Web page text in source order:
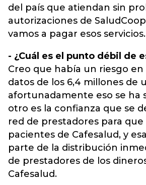
del país que atiendan sin
autorizaciones de
vamos a pagar esos servicios.
- ¿Cuál es el punto débil de
Creo que había un riesgo en
datos de los 6,4 millones de
afortunadamente eso se ha
otro es la confianza que se
red de prestadores para
pacientes de Cafesalud, y
parte de la distribución
de prestadores de los
Cafesalud.